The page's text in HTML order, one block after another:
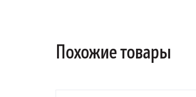
Похожие товары